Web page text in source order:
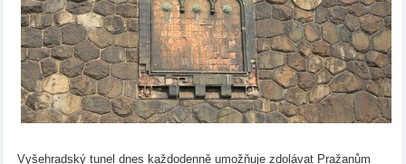
Vyšehradský tunel dnes každodenně umožňuje zdolávat Pražanům